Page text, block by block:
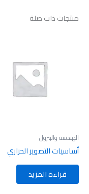
منتجات ذات صلة
الهندسة والبترول
أساسيات التصوير الحراري
قراءة المزيد